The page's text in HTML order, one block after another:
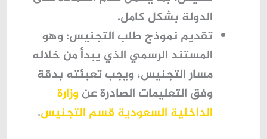
الدولة بشكل كامل.
تقديم نموذج طلب التجنيس: وهو
المستند الرسمي الذي يبدأ من خلاله
مسار التجنيس، ويجب تعبئته بدقة
وفق التعليمات الصادرة عنوزارة
الداخلية السعودية قسم التجنيس.